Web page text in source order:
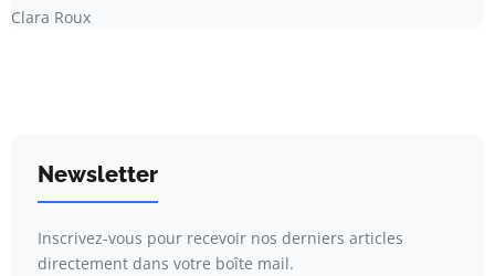
Clara Roux
Newsletter
Inscrivez-vous pour recevoir nos derniers articles
directement dans votre boîte mail.